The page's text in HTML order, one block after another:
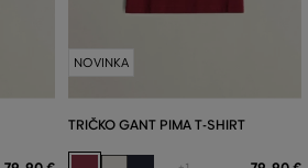
NOVINKA
TRIČKO GANT PIMA T-SHIRT